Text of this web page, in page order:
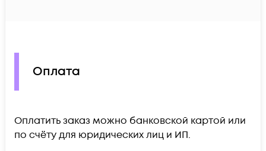
Оплата
Оплатить заказ можно банковской картой или
по счёту для юридических лиц и ИП.